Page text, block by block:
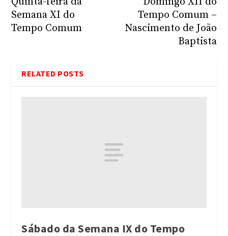
Semana XI do
Tempo Comum
Tempo Comum –
Nascimento de João
Baptista
RELATED POSTS
Sábado da Semana IX do Tempo